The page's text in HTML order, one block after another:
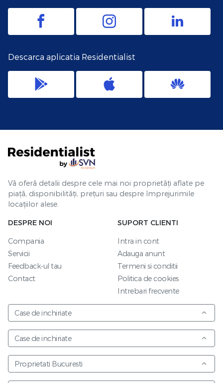
Descarca aplicatia Residentialist
Vă oferă detalii despre cele mai noi proprietăți aflate pe
piață, disponibilități, prețuri sau despre împrejurimile
locațiilor alese.
DESPRE NOI
Compania
Servicii
Feedback-ul tau
Contact
SUPORT CLIENTI
Intra in cont
Adauga anunt
Termeni si conditii
Politica de cookies
Intrebari frecvente
Case de inchiriate
Case de inchiriate
Proprietati Bucuresti